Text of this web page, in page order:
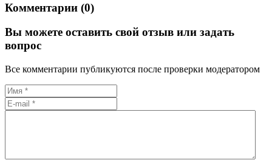
Комментарии (0)
Вы можете оставить свой отзыв или задать
вопрос
Все комментарии публикуются после проверки модератором